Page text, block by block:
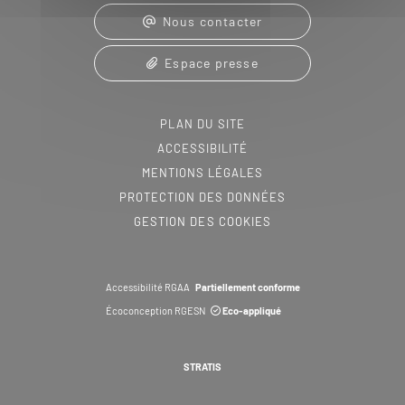
Nous contacter
Espace presse
PLAN DU SITE
ACCESSIBILITÉ
MENTIONS LÉGALES
PROTECTION DES DONNÉES
GESTION DES COOKIES
Accessibilité RGAA Partiellement conforme
Écoconception RGESN
Eco-appliqué
STRATIS